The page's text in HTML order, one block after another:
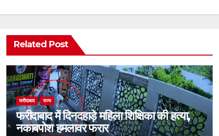
Related Post
फरीदाबाद राज्य
फरीदाबाद में दिनदहाड़े महिला शिक्षिका की हत्या,
नकाबपोश हमलावर फरार